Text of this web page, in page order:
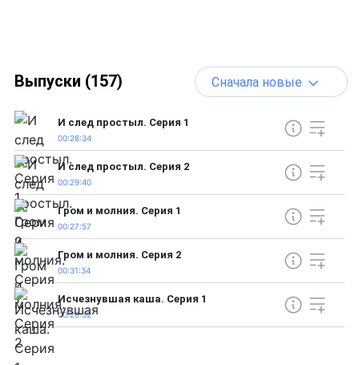
Выпуски (157) Сначала новые
И след простыл. Серия 1
00:28:34
И след простыл. Серия 2
00:29:40
Гром и молния. Серия 1
00:27:57
Гром и молния. Серия 2
00:31:34
Исчезнувшая каша. Серия 1
00:28:32